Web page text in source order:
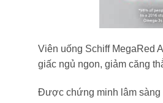
Viên uống Schiff MegaRed
giấc ngủ ngon, giảm căng
Được chứng minh lâm sàng